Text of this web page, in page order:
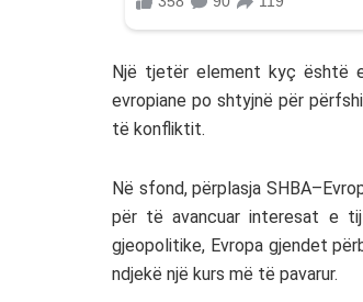
Një tjetër element kyç është
evropiane po shtyjnë për
të konfliktit.
Në sfond, përplasja
për të avancuar interesat e tij
gjeopolitike, Evropa gjendet
ndjekë një kurs më të pavarur.